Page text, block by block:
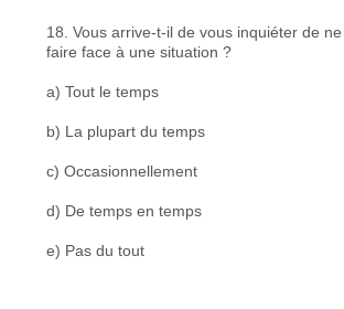
18. Vous arrive-t-il de vous inquiéter de
faire face à une situation ?
a) Tout le temps
b) La plupart du temps
c) Occasionnellement
d) De temps en temps
e) Pas du tout